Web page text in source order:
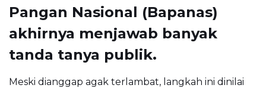
Pangan Nasional (Bapanas)
akhirnya menjawab banyak
tanda tanya publik.
Meski dianggap agak terlambat, langkah ini dinilai